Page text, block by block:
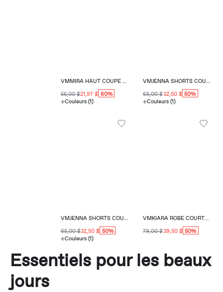
55,00 $21,97 $ 60%
Couleurs (1)
65,00 $32,50 $ 50%
Couleurs (1)
65,00 $32,50 $ 50%
Couleurs (1)
VMKIARA ROBE COURTE COUPE RÉGULIÈRE COL CARRÉ
79,00 $39,50 $ 50%
Essentiels pour les beaux
jours